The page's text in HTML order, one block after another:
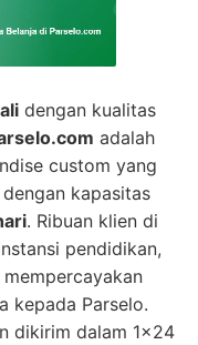
dengan kualitas
adalah
custom yang
dengan kapasitas
. Ribuan klien di
pendidikan,
kepada Parselo.
dikirim dalam 1×24